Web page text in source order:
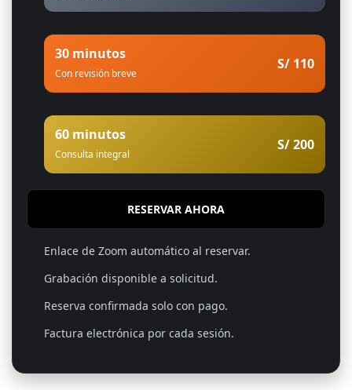
30 minutos
Con revisión breve
S/ 110
60 minutos
Consulta integral
S/ 200
RESERVAR AHORA
Enlace de Zoom automático al reservar.
Grabación disponible a solicitud.
Reserva confirmada solo con pago.
Factura electrónica por cada sesión.